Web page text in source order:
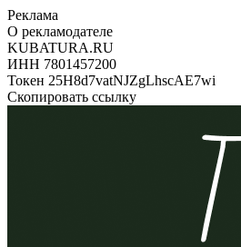
Реклама
О рекламодателе
KUBATURA.RU
ИНН 7801457200
Токен 25H8d7vatNJZgLhscAE7wi
Скопировать ссылку